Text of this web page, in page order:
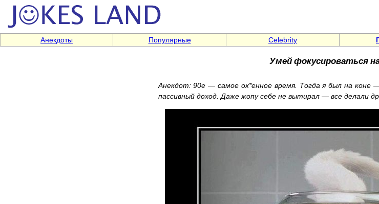
Анекдоты Популярные Celebrity
Умей фокусироваться
Анекдот: 90е — самое ох*енное время. Тогда я был на
пассивный доход. Даже жопу себе не вытирал — все делали